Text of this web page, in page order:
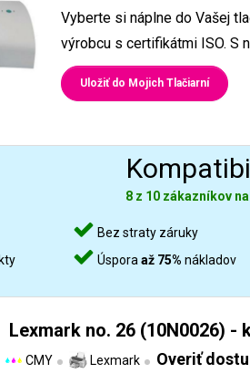
Vyberte si náplne do Vašej
výrobcu s certifikátmi ISO. S
Uložiť do Mojich Tlačiarní
8 z 10 zákazníkov
Bez straty záruky
Úsporaaž 75% nákladov
Lexmark no. 26 (10N0026) -
CMY Lexmark Overiť